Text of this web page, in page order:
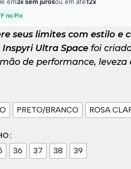
no Pix
seus limites com estilo e
Inspyri Ultra Space foi
de performance,
PRETO/BRANCO ROSA
36 37 38 39